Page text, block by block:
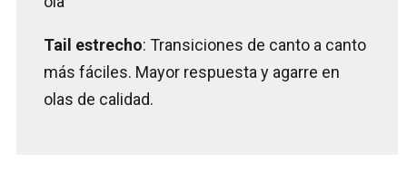
Tail estrecho: Transiciones de canto a canto
más fáciles. Mayor respuesta y agarre en
olas de calidad.